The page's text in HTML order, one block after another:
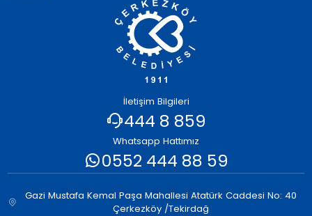
İletişim Bilgileri
444 8 859
Whatsapp Hattımız
0552 444 88 59
Gazi Mustafa Kemal Paşa Mahallesi Atatürk Caddesi No: 40
Çerkezköy /Tekirdağ